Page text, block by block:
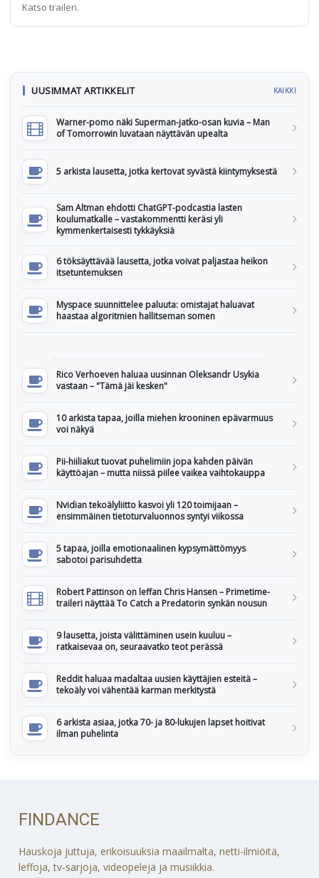
Katso traileri.
UUSIMMAT ARTIKKELIT KAIKKI
Warner-pomo näki Superman-jatko-osan kuvia – Man
of Tomorrowin luvataan näyttävän upealta
5 arkista lausetta, jotka kertovat syvästä kiintymyksestä
Sam Altman ehdotti ChatGPT-podcastia lasten
koulumatkalle – vastakommentti keräsi yli
kymmenkertaisesti tykkäyksiä
6 töksäyttävää lausetta, jotka voivat paljastaa heikon
itsetuntemuksen
Myspace suunnittelee paluuta: omistajat haluavat
haastaa algoritmien hallitseman somen
Rico Verhoeven haluaa uusinnan Oleksandr Usykia
vastaan – "Tämä jäi kesken"
10 arkista tapaa, joilla miehen krooninen epävarmuus
voi näkyä
Pii-hiiliakut tuovat puhelimiin jopa kahden päivän
käyttöajan – mutta niissä piilee vaikea vaihtokauppa
Nvidian tekoälyliitto kasvoi yli 120 toimijaan –
ensimmäinen tietoturvaluonnos syntyi viikossa
5 tapaa, joilla emotionaalinen kypsymättömyys
sabotoi parisuhdetta
Robert Pattinson on leffan Chris Hansen – Primetime-
traileri näyttää To Catch a Predatorin synkän nousun
9 lausetta, joista välittäminen usein kuuluu –
ratkaisevaa on, seuraavatko teot perässä
Reddit haluaa madaltaa uusien käyttäjien esteitä –
tekoäly voi vähentää karman merkitystä
6 arkista asiaa, jotka 70- ja 80-lukujen lapset hoitivat
ilman puhelinta
FINDANCE
Hauskoja juttuja, erikoisuuksia maailmalta, netti-ilmiöitä,
leffoja, tv-sarjoja, videopelejä ja musiikkia.